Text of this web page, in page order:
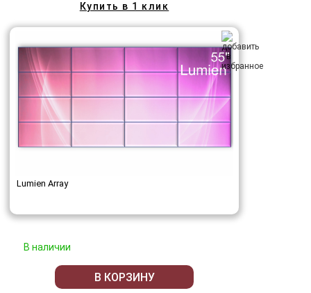
Купить в 1 клик
Lumien Array
В наличии
В КОРЗИНУ